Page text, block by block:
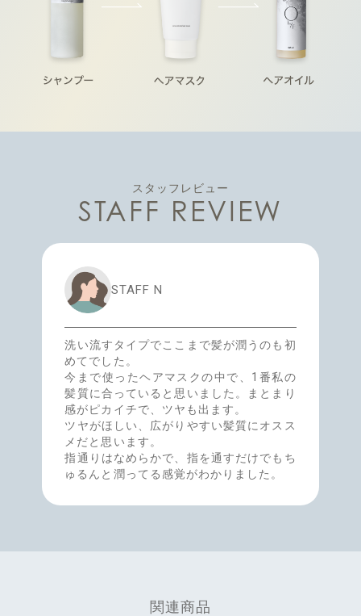
スタッフレビュー
STAFF REVIEW
STAFF N
洗い流すタイプでここまで髪が潤うのも初
めてでした。
今まで使ったヘアマスクの中で、1番私の
髪質に合っていると思いました。まとまり
感がピカイチで、ツヤも出ます。
ツヤがほしい、広がりやすい髪質にオスス
メだと思います。
指通りはなめらかで、指を通すだけでもち
ゅるんと潤ってる感覚がわかりました。
関連商品